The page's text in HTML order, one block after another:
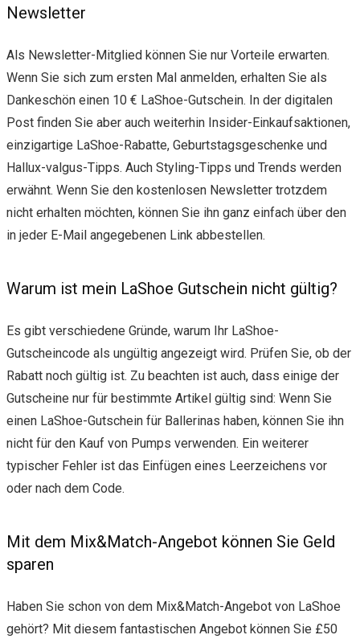
Newsletter
Als Newsletter-Mitglied können Sie nur Vorteile erwarten.
Wenn Sie sich zum ersten Mal anmelden, erhalten Sie als
Dankeschön einen 10 € LaShoe-Gutschein. In der digitalen
Post finden Sie aber auch weiterhin Insider-Einkaufsaktionen,
einzigartige LaShoe-Rabatte, Geburtstagsgeschenke und
Hallux-valgus-Tipps. Auch Styling-Tipps und Trends werden
erwähnt. Wenn Sie den kostenlosen Newsletter trotzdem
nicht erhalten möchten, können Sie ihn ganz einfach über den
in jeder E-Mail angegebenen Link abbestellen.
Warum ist mein LaShoe Gutschein nicht gültig?
Es gibt verschiedene Gründe, warum Ihr LaShoe-
Gutscheincode als ungültig angezeigt wird. Prüfen Sie, ob der
Rabatt noch gültig ist. Zu beachten ist auch, dass einige der
Gutscheine nur für bestimmte Artikel gültig sind: Wenn Sie
einen LaShoe-Gutschein für Ballerinas haben, können Sie ihn
nicht für den Kauf von Pumps verwenden. Ein weiterer
typischer Fehler ist das Einfügen eines Leerzeichens vor
oder nach dem Code.
Mit dem Mix&Match-Angebot können Sie Geld
sparen
Haben Sie schon von dem Mix&Match-Angebot von LaShoe
gehört? Mit diesem fantastischen Angebot können Sie £50